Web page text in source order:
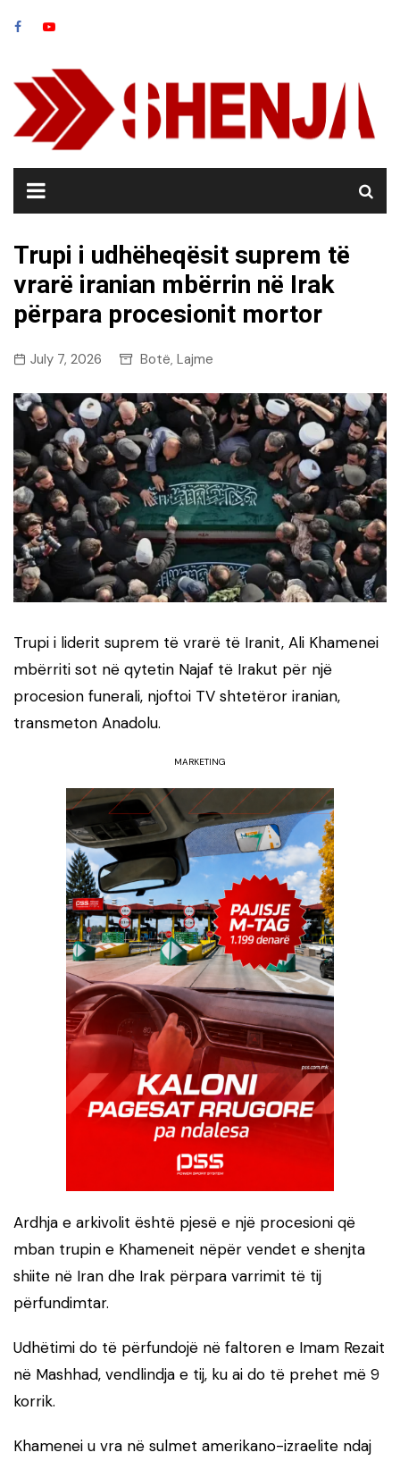
Trupi i udhëheqësit suprem të
vrarë iranian mbërrin në Irak
përpara procesionit mortor
July 7, 2026 Botë, Lajme
Trupi i liderit suprem të vrarë të Iranit, Ali Khamenei
mbërriti sot në qytetin Najaf të Irakut për një
procesion funerali, njoftoi TV shtetëror iranian,
transmeton Anadolu.
MARKETING
Ardhja e arkivolit është pjesë e një procesioni që
mban trupin e Khameneit nëpër vendet e shenjta
shiite në Iran dhe Irak përpara varrimit të tij
përfundimtar.
Udhëtimi do të përfundojë në faltoren e Imam Rezait
në Mashhad, vendlindja e tij, ku ai do të prehet më 9
korrik.
Khamenei u vra në sulmet amerikano-izraelite ndaj